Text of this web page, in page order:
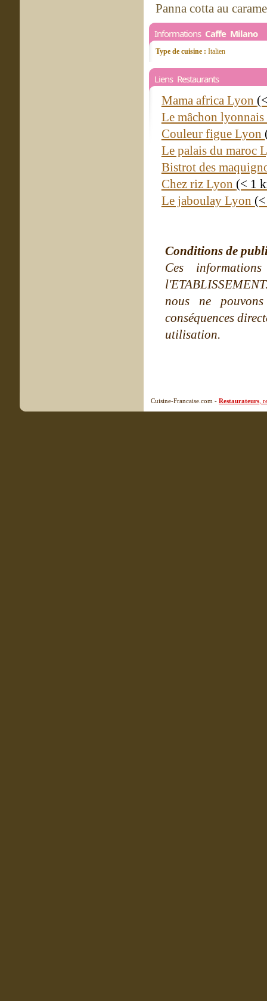
Panna cotta au
Informations Caffe Milano
Type de cuisine : Italien
Liens Restaurants
Mama africa Lyon
Le mâchon
Couleur figue Lyon
Le palais du maroc
Bistrot des
Chez riz Lyon (< 1
Le jaboulay Lyon
Conditions de
Ces
nous ne
conséquences
utilisation.
Cuisine-Francaise.com - Restaurateurs ,